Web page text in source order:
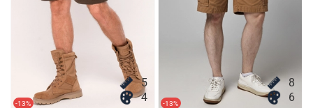
-13%
5
4
-13%
8
6